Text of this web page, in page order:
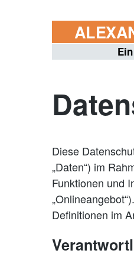
Diese
„Daten“) im
Funktionen und
Definitionen im